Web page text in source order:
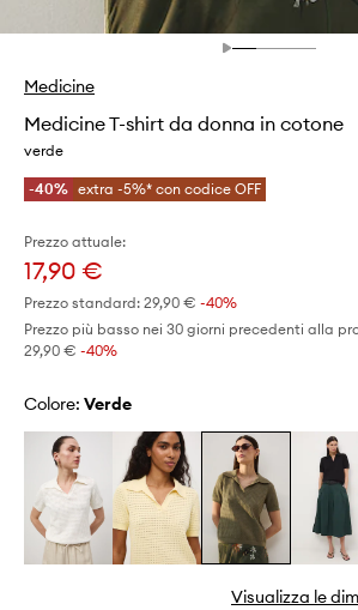
Medicine
Medicine T-shirt da donna in cotone
verde
-40% extra -5%* con codice OFF
Prezzo attuale:
17,90 €
Prezzo standard: 29,90 € -40%
Prezzo più basso nei 30 giorni precedenti alla
29,90 € -40%
Colore: verde
Visualizza le